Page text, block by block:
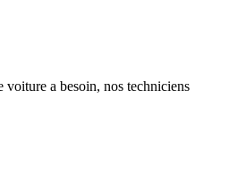
a besoin, nos techniciens